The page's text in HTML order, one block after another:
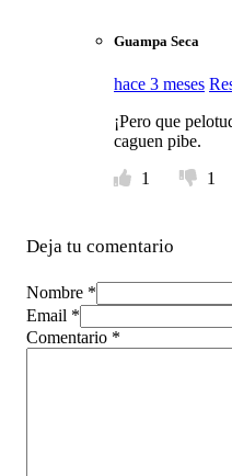
Guampa Seca
hace 3 meses
¡Pero que
caguen pibe.
1
1
Deja tu comentario
Nombre *
Email *
Comentario *